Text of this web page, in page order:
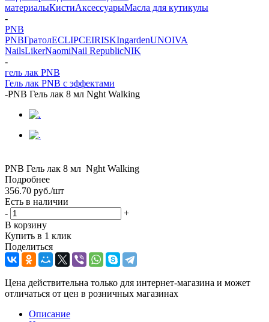
материалыКистиАксессуарыМасла для кутикулы
-
PNB
PNBГратолECLIPCEIRISKIngardenUNOIVA
NailsLikerNaomiNail RepublicNIK
-
гель лак PNB
Гель лак PNB с эффектами
-PNB Гель лак 8 мл Nght Walking
PNB Гель лак 8 мл Nght Walking
Подробнее
356.70 руб./шт
Есть в наличии
-
+
В корзину
Купить в 1 клик
Поделиться
Цена действительна только для интернет-магазина и может
отличаться от цен в розничных магазинах
Описание